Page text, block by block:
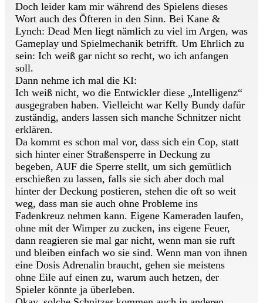
Doch leider kam mir während des Spielens dieses
Wort auch des Öfteren in den Sinn. Bei Kane &
Lynch: Dead Men liegt nämlich zu viel im Argen, was
Gameplay und Spielmechanik betrifft. Um Ehrlich zu
sein: Ich weiß gar nicht so recht, wo ich anfangen
soll.
Dann nehme ich mal die KI:
Ich weiß nicht, wo die Entwickler diese „Intelligenz“
ausgegraben haben. Vielleicht war Kelly Bundy dafür
zuständig, anders lassen sich manche Schnitzer nicht
erklären.
Da kommt es schon mal vor, dass sich ein Cop, statt
sich hinter einer Straßensperre in Deckung zu
begeben, AUF die Sperre stellt, um sich gemütlich
erschießen zu lassen, falls sie sich aber doch mal
hinter der Deckung postieren, stehen die oft so weit
weg, dass man sie auch ohne Probleme ins
Fadenkreuz nehmen kann. Eigene Kameraden laufen,
ohne mit der Wimper zu zucken, ins eigene Feuer,
dann reagieren sie mal gar nicht, wenn man sie ruft
und bleiben einfach wo sie sind. Wenn man von ihnen
eine Dosis Adrenalin braucht, gehen sie meistens
ohne Eile auf einen zu, warum auch hetzen, der
Spieler könnte ja überleben.